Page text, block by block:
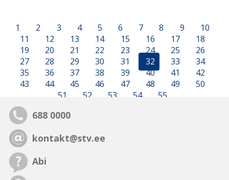
1 2 3 4 5 6 7 8 9
10
11
12 13 14 15 16 17
18
19
20 21 22 23 24 25
26
27
28 29 30 31 32 33
34
35
36 37 38 39 40 41
42
43
44 45 46 47 48 49
50
51
52 53 54 55
688 0000
kontakt@stv.ee
Abi